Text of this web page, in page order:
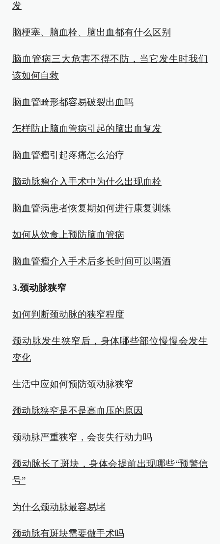
发
脑梗塞、脑血栓、脑出血都有什么区别
脑血管病三大危害不得不防，当它发生时我们
该如何自救
脑血管畸形都容易破裂出血吗
怎样防止脑血管病引起的脑出血复发
脑血管瘤引起疼痛怎么治疗
脑动脉瘤介入手术中为什么出现血栓
脑血管病患者恢复期如何进行康复训练
如何从饮食上预防脑血管病
脑血管瘤介入手术后多长时间可以喝酒
3.颈动脉狭窄
如何判断颈动脉的狭窄程度
颈动脉发生狭窄后，身体哪些部位慢慢会发生
变化
生活中应如何预防颈动脉狭窄
颈动脉狭窄是不是高血压的原因
颈动脉严重狭窄，会丧失行动力吗
颈动脉长了斑块，身体会提前出现哪些“预警信
号”
为什么颈动脉最容易堵
颈动脉有斑块需要做手术吗